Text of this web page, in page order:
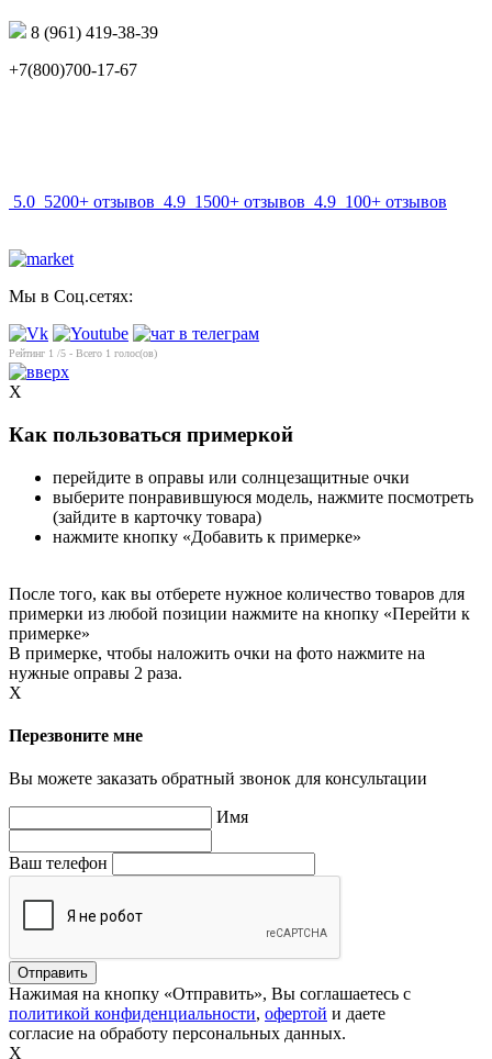
8 (961) 419-38-39
+7(800)700-17-67
5.0 5200+ отзывов 4.9 1500+ отзывов 4.9 100+ отзывов
Мы в Соц.сетях:
Рейтинг 1 /5 - Всего 1 голос(ов)
X
Как пользоваться примеркой
перейдите в оправы или солнцезащитные очки
выберите понравившуюся модель, нажмите посмотреть
(зайдите в карточку товара)
нажмите кнопку «Добавить к примерке»
После того, как вы отберете нужное количество товаров для
примерки из любой позиции нажмите на кнопку «Перейти к
примерке»
В примерке, чтобы наложить очки на фото нажмите на
нужные оправы 2 раза.
X
Перезвоните мне
Вы можете заказать обратный звонок для консультации
Имя
Ваш телефон
Нажимая на кнопку «Отправить», Вы соглашаетесь с
политикой конфиденциальности, офертой и даете
согласие на обработу персональных данных.
X